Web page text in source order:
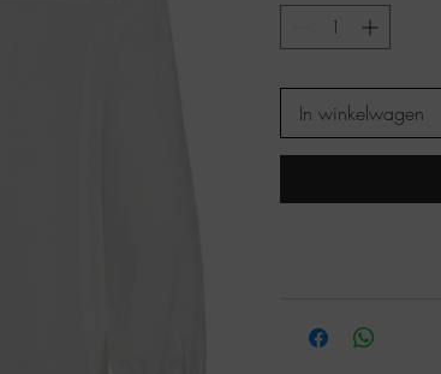
In winkelwagen